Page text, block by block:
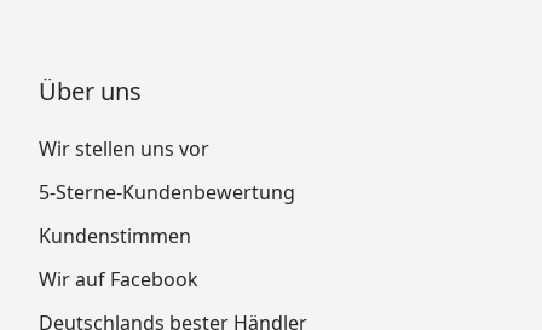
Über uns
Wir stellen uns vor
5-Sterne-Kundenbewertung
Kundenstimmen
Wir auf Facebook
Deutschlands bester Händler